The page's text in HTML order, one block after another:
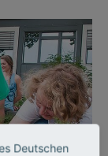
Deutschen